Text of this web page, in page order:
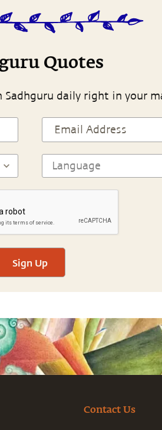
Quotes
daily right in your
Sign Up
Contact Us